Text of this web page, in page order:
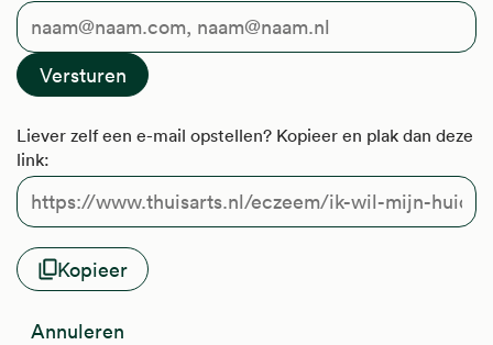
Liever zelf een e-mail opstellen? Kopieer en plak dan deze
link:
Kopieer
Annuleren